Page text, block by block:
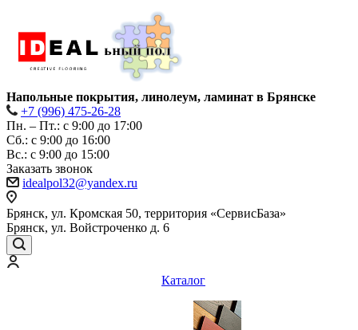
Напольные покрытия, линолеум, ламинат в Брянске
+7 (996) 475-26-28
Пн. – Пт.: с 9:00 до 17:00
Сб.: с 9:00 до 16:00
Bc.: с 9:00 до 15:00
Заказать звонок
idealpol32@yandex.ru
Брянск, ул. Кромская 50, территория «СервисБаза»
Брянск, ул. Войстроченко д. 6
Каталог